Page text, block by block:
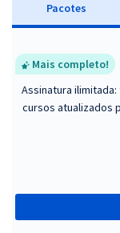
Pacotes
Mais completo!
Assinatura
cursos atualizados